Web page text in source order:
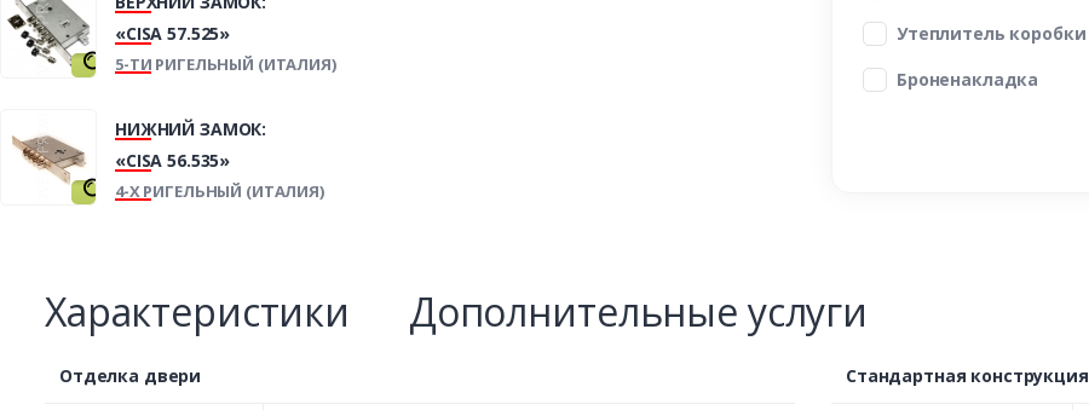
«CISA 57.525»
5-ТИ РИГЕЛЬНЫЙ (ИТАЛИЯ)
НИЖНИЙ ЗАМОК:
«CISA 56.535»
4-Х РИГЕЛЬНЫЙ (ИТАЛИЯ)
Утеплитель коробки
Броненакладка
Характеристики Дополнительные услуги
Отделка двери Стандартная конструкция